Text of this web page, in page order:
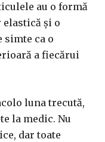
au o formă
elastică și o
simte ca o
a fiecărui
luna trecută,
la medic. Nu
dar toate